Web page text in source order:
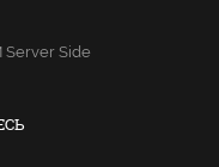
Server Side